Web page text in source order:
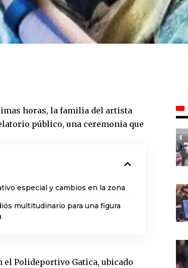
horas, la familia del artista
público, una ceremonia que
especial y cambios en la zona
multitudinario para una figura
el Polideportivo Gatica, ubicado